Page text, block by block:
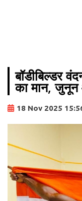
बॉडीबिल्डर
का मान, जुनून
18 Nov 2025